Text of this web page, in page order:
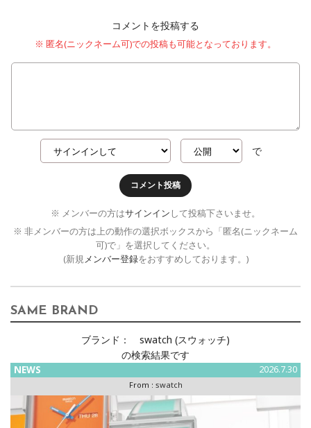
コメントを投稿する
※ 匿名(ニックネーム可)での投稿も可能となっております。
で
コメント投稿
※ メンバーの方はサインイン して投稿下さいませ。
※ 非メンバーの方は上の動作の選択ボックスから「匿名(ニックネーム
可)で」を選択してください。
(新規メンバー登録をおすすめしております。)
SAME BRAND
ブランド：
swatch (スウォッチ)
の検索結果です
NEWS 2026.7.30
From : swatch